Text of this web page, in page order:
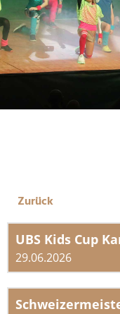
Zurück
UBS Kids Cup
29.06.2026